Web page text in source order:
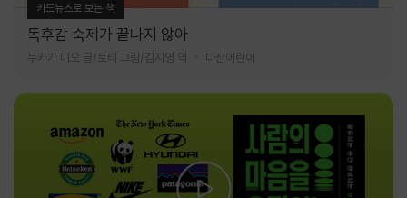
카드뉴스로 보는 책
독후감 숙제가 끝나지 않아
누카가 미오 글/토티 그림/김지영 역 다산어린이